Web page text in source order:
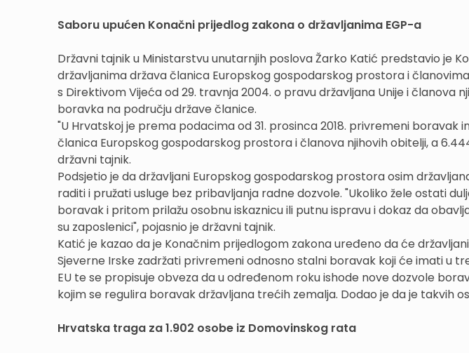
Saboru upućen Konačni prijedlog zakona o državljanima EGP-a
Državni tajnik u Ministarstvu unutarnjih poslova Žarko Katić predstavio je
državljanima država članica Europskog gospodarskog prostora i
s Direktivom Vijeća od 29. travnja 2004. o pravu državljana Unije i članova
boravka na području države članice.
"U Hrvatskoj je prema podacima od 31. prosinca 2018. privremeni boravak
članica Europskog gospodarskog prostora i članova njihovih obitelji, a
državni tajnik.
Podsjetio je da državljani Europskog gospodarskog prostora osim
raditi i pružati usluge bez pribavljanja radne dozvole. "Ukoliko žele ostati
boravak i pritom prilažu osobnu iskaznicu ili putnu ispravu i dokaz da
su zaposlenici", pojasnio je državni tajnik.
Katić je kazao da je Konačnim prijedlogom zakona uređeno da će
Sjeverne Irske zadržati privremeni odnosno stalni boravak koji će imati u
EU te se propisuje obveza da u određenom roku ishode nove dozvole
kojim se regulira boravak državljana trećih zemalja. Dodao je da je takvih
Hrvatska traga za 1.902 osobe iz Domovinskog rata